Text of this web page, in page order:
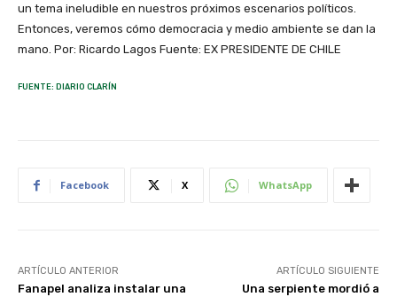
un tema ineludible en nuestros próximos escenarios políticos.
Entonces, veremos cómo democracia y medio ambiente se dan la
mano. Por: Ricardo Lagos Fuente: EX PRESIDENTE DE CHILE
FUENTE: DIARIO CLARÍN
Facebook X WhatsApp
ARTÍCULO ANTERIOR
Fanapel analiza instalar una
ARTÍCULO SIGUIENTE
Una serpiente mordió a